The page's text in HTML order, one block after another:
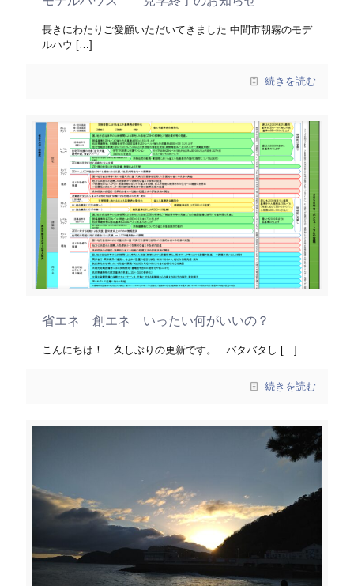
長きにわたりご愛顧いただいてきました 中間市朝霧のモデ
ルハウ […]
続きを読む
省エネ 創エネ いったい何がいいの？
こんにちは！ 久しぶりの更新です。 バタバタし […]
続きを読む